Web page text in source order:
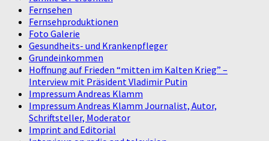
Fernsehen
Fernsehproduktionen
Foto Galerie
Gesundheits- und Krankenpfleger
Grundeinkommen
Hoffnung auf Frieden “mitten im Kalten Krieg” –
Interview mit Präsident Vladimir Putin
Impressum Andreas Klamm
Impressum Andreas Klamm Journalist, Autor,
Schriftsteller, Moderator
Imprint and Editorial